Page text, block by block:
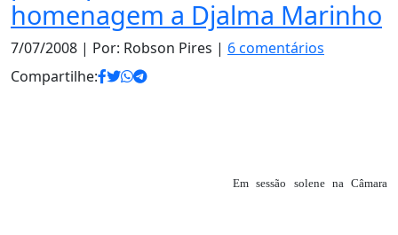
homenagem a Djalma Marinho
7/07/2008 | Por: Robson Pires | 6 comentários
Compartilhe:
Em sessão solene na Câmara